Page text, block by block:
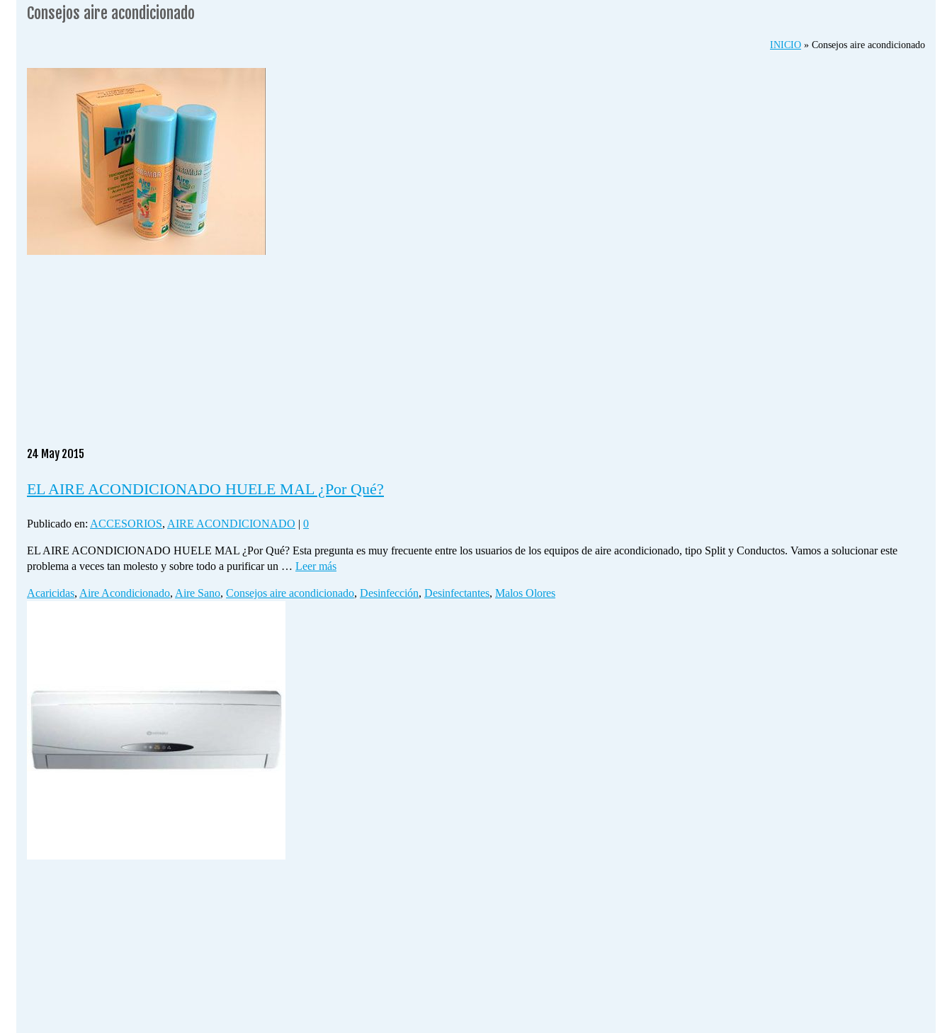
Consejos aire acondicionado
INICIO » Consejos aire acondicionado
24 May 2015
EL AIRE ACONDICIONADO HUELE MAL ¿Por Qué?
Publicado en: ACCESORIOS, AIRE ACONDICIONADO | 0
EL AIRE ACONDICIONADO HUELE MAL ¿Por Qué? Esta pregunta es muy frecuente entre los usuarios de los equipos de aire acondicionado, tipo Split y Conductos. Vamos a solucionar este
problema a veces tan molesto y sobre todo a purificar un … Leer más
Acaricidas, Aire Acondicionado, Aire Sano, Consejos aire acondicionado, Desinfección, Desinfectantes, Malos Olores